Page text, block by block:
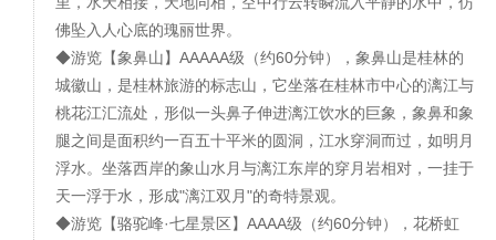
佛坠入人心底的瑰丽世界。
◆游览【象鼻山】AAAAA级（约60分钟），象鼻山是桂林的
城徽山，是桂林旅游的标志山，它坐落在桂林市中心的漓江与
桃花江汇流处，形似一头鼻子伸进漓江饮水的巨象，象鼻和象
腿之间是面积约一百五十平米的圆洞，江水穿洞而过，如明月
浮水。坐落西岸的象山水月与漓江东岸的穿月岩相对，一挂于
天一浮于水，形成"漓江双月"的奇特景观。
◆游览【骆驼峰·七星景区】AAAA级（约60分钟），花桥虹